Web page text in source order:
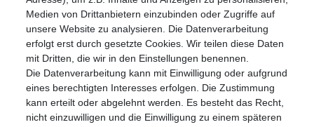
Warenkorb
Medien von Drittanbietern einzubinden oder Zugriffe auf
unsere Website zu analysieren. Die Datenverarbeitung
erfolgt erst durch gesetzte Cookies. Wir teilen diese Daten
mit Dritten, die wir in den Einstellungen benennen.
Die Datenverarbeitung kann mit Einwilligung oder aufgrund
eines berechtigten Interesses erfolgen. Die Zustimmung
kann erteilt oder abgelehnt werden. Es besteht das Recht,
nicht einzuwilligen und die Einwilligung zu einem späteren